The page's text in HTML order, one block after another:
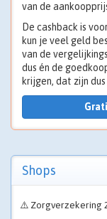
van de
De cashback is
kun je veel geld
van de
dus én de
krijgen, dat zijn
Shops
⚠️ Zorgverzekering